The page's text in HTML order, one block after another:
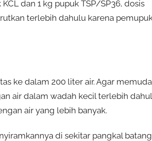
dan 1 kg pupuk TSP/SP36, dosis
terlebih dahulu karena
ke dalam 200 liter air. Agar
air dalam wadah kecil terlebih
air yang lebih banyak.
di sekitar pangkal batang